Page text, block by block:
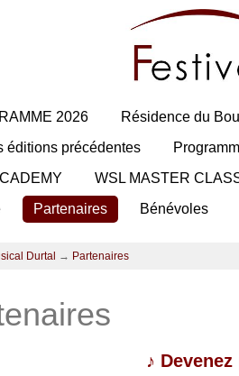
2026 Résidence du
éditions précédentes
WSL MASTER
Partenaires Bénévoles
Durtal → Partenaires
♪